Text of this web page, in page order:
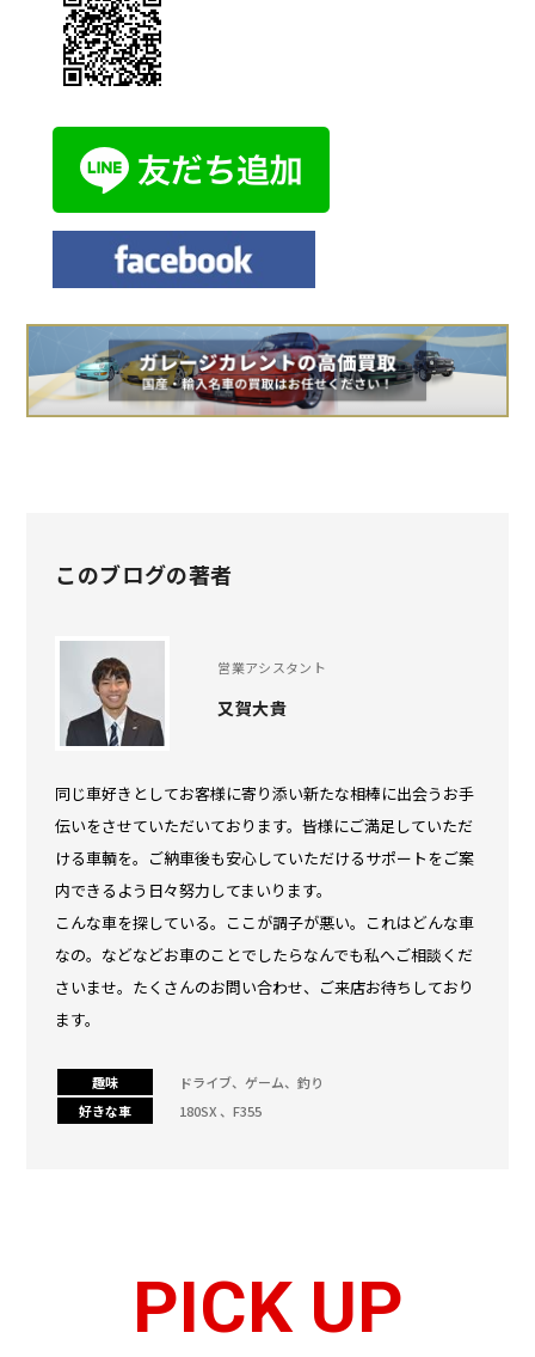
このブログの著者
営業アシスタント
又賀大貴
同じ車好きとしてお客様に寄り添い新たな相棒に出会うお手
伝いをさせていただいております。皆様にご満足していただ
ける車輌を。ご納車後も安心していただけるサポートをご案
内できるよう日々努力してまいります。
こんな車を探している。ここが調子が悪い。これはどんな車
なの。などなどお車のことでしたらなんでも私へご相談くだ
さいませ。たくさんのお問い合わせ、ご来店お待ちしており
ます。
趣味
ドライブ、ゲーム、釣り
好きな車
180SX 、F355
PICK UP